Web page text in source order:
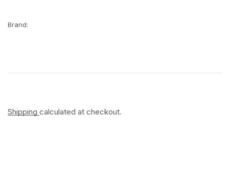
Brand:
Shipping calculated at checkout.